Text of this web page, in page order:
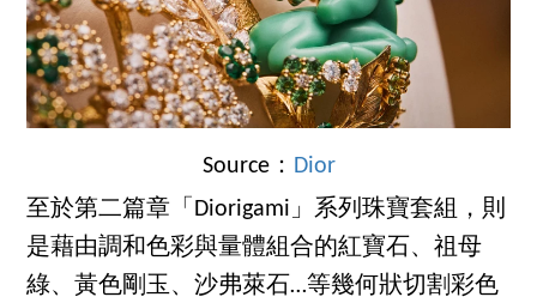
Source： Dior
至於第二篇章「Diorigami」系列珠寶套組，則
是藉由調和色彩與量體組合的紅寶石、祖母
綠、黃色剛玉、沙弗萊石…等幾何狀切割彩色